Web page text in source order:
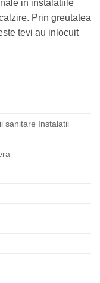
in instalatiile
Prin greutatea
tevi au inlocuit
sanitare Instalatii